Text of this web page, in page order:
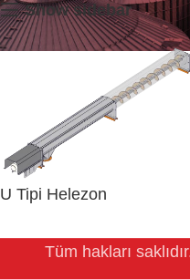
Show sidebar
U Tipi Helezon
Tüm hakları